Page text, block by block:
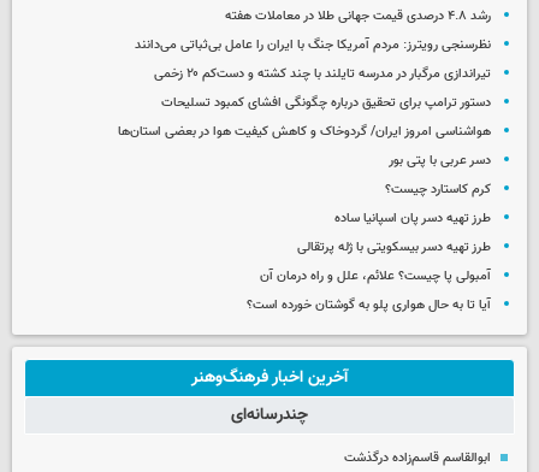
رشد ۴.۸ درصدی قیمت جهانی طلا در معاملات هفته
نظرسنجی رویترز: مردم آمریکا جنگ با ایران را عامل بی‌ثباتی می‌دانند
تیراندازی مرگبار در مدرسه‌ تایلند با چند کشته و دست‌کم ۲۰ زخمی
دستور ترامپ برای تحقیق درباره چگونگی افشای کمبود تسلیحات
هواشناسی امروز ایران/ گردوخاک و کاهش کیفیت هوا در بعضی استان‌ها
دسر عربی با پتی بور
کرم کاستارد چیست؟
طرز تهیه دسر پان اسپانیا ساده
طرز تهیه دسر بیسکویتی با ژله پرتقالی
آمبولی پا چیست؟ علائم، علل و راه درمان آن
آیا تا به حال هواری پلو به گوشتان خورده است؟
آخرین اخبار فرهنگ‌وهنر
چندرسانه‌ای
ابوالقاسم قاسم‌زاده درگذشت